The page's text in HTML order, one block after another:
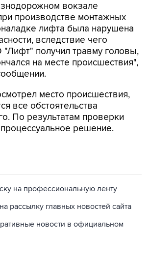
вокзале
производстве монтажных
лифта была нарушена
вследствие чего
получил травму головы,
на месте происшествия",
место происшествия,
все обстоятельства
По результатам проверки
решение.
на профессиональную ленту
рассылку главных новостей сайта
новости в официальном